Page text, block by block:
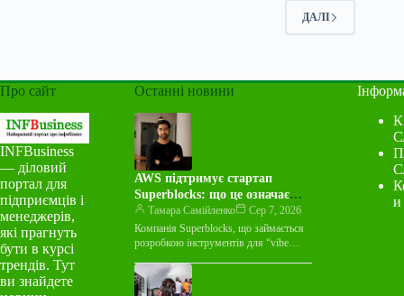
ДАЛІ
Про сайт
INFBusiness
— діловий
портал для
підприємців і
менеджерів,
які прагнуть
бути в курсі
трендів. Тут
ви знайдете
Останні новини
AWS підтримує стартап
Superblocks: що це означає
для індустрії
Тамара Самійленко
Сер 7, 2026
Компанія Superblocks, що займається
розробкою інструментів для “vibe
угоду про спільний маркетинг із
Amazon Web Services…
и